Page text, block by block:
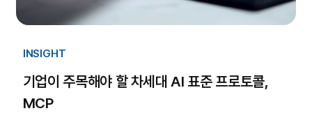
INSIGHT
기업이 주목해야 할 차세대 AI 표준 프로토콜,
MCP